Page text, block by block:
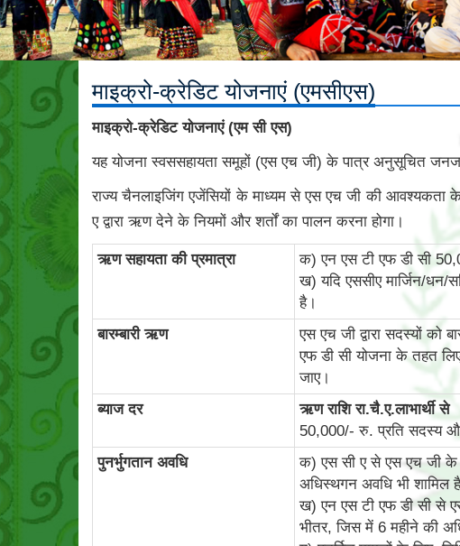
माइक्रो-क्रेडिट योजनाएं (एमसीएस)
माइक्रो-क्रेडिट योजनाएं (एम सी एस)
यह योजना स्वससहायता समूहों (एस एच जी) के पात्र अनुसूचित
राज्य चैनलाइजिंग एजेंसियों के माध्यम से एस एच जी की आवश्यकता के
ए द्वारा ऋण देने के नियमों और शर्तों का पालन करना होगा।
ऋण सहायता की प्रमात्रा
क) एन एस टी एफ डी सी
ख) यदि एससीए मार्जिन/
है।
बारम्‍बारी ऋण
एस एच जी द्वारा सदस्यों को
एफ डी सी योजना के तहत
जाए।
ब्‍याज दर
ऋण राशि रा.चै.ए.लाभार्थी से
50,000/- रु. प्रति सदस्य
पुनर्भुगतान अवधि
क) एस सी ए से एस एच जी के
अधिस्थगन अवधि भी शामिल
ख) एन एस टी एफ डी सी से
भीतर, जिस में 6 महीने की